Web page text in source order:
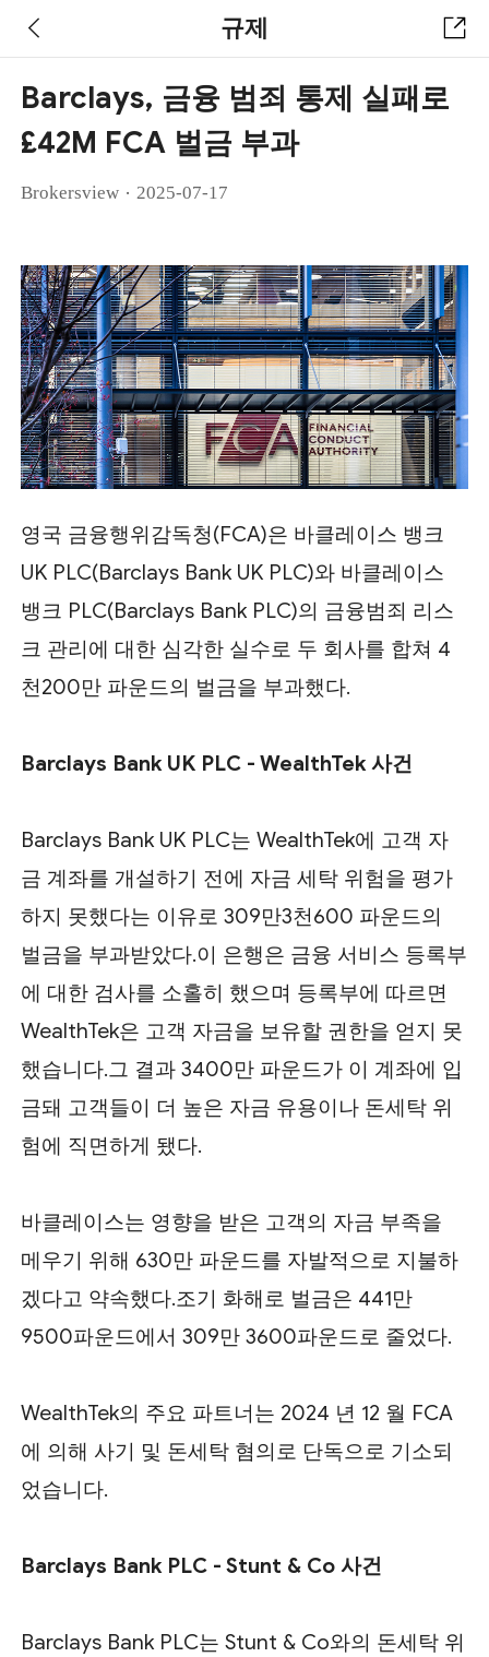
규제
Barclays, 금융 범죄 통제 실패로
£42M FCA 벌금 부과
Brokersview · 2025-07-17
영국 금융행위감독청(FCA)은 바클레이스 뱅크
UK PLC(Barclays Bank UK PLC)와 바클레이스
뱅크 PLC(Barclays Bank PLC)의 금융범죄 리스
크 관리에 대한 심각한 실수로 두 회사를 합쳐 4
천200만 파운드의 벌금을 부과했다.
Barclays Bank UK PLC - WealthTek 사건
Barclays Bank UK PLC는 WealthTek에 고객 자
금 계좌를 개설하기 전에 자금 세탁 위험을 평가
하지 못했다는 이유로 309만3천600 파운드의
벌금을 부과받았다.이 은행은 금융 서비스 등록부
에 대한 검사를 소홀히 했으며 등록부에 따르면
WealthTek은 고객 자금을 보유할 권한을 얻지 못
했습니다.그 결과 3400만 파운드가 이 계좌에 입
금돼 고객들이 더 높은 자금 유용이나 돈세탁 위
험에 직면하게 됐다.
바클레이스는 영향을 받은 고객의 자금 부족을
메우기 위해 630만 파운드를 자발적으로 지불하
겠다고 약속했다.조기 화해로 벌금은 441만
9500파운드에서 309만 3600파운드로 줄었다.
WealthTek의 주요 파트너는 2024 년 12 월 FCA
에 의해 사기 및 돈세탁 혐의로 단독으로 기소되
었습니다.
Barclays Bank PLC - Stunt & Co 사건
Barclays Bank PLC는 Stunt & Co와의 돈세탁 위